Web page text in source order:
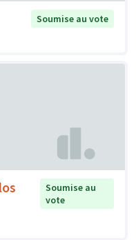
Soumise au vote
Soumise au
vote